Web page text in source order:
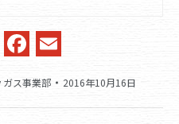
LineFacebook
ガス事業部 2016年10月16日